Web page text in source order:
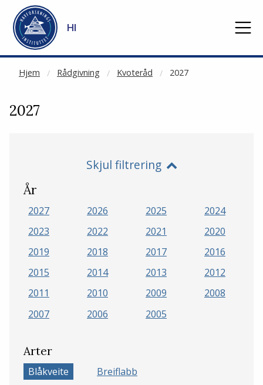
Gå til hovedinnhold
HI
Hjem Rådgivning Kvoteråd 2027
NOT CACHED
2027
Skjul filtrering
År
2027 2026 2025
2024
2023
2022 2021
2020
2019
2018 2017
2016
2015
2014 2013
2012
2011
2010 2009
2008
2007
2006 2005
Arter
Blåkveite
Breiflabb